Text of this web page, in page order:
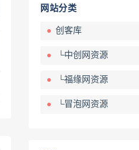
网站分类
创客库
└中创网资源
└福缘网资源
└冒泡网资源